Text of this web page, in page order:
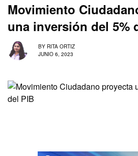
Movimiento
una inversión del 5%
BY RITA ORTIZ
JUNIO 6, 2023